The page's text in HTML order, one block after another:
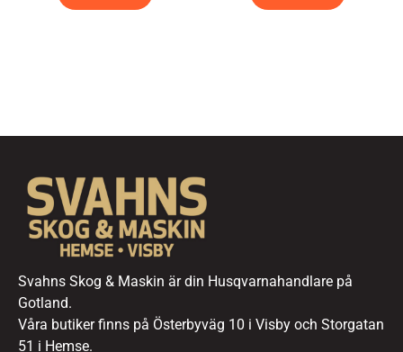
Svahns Skog & Maskin är din Husqvarnahandlare på
Gotland.
Våra butiker finns på Österbyväg 10 i Visby och Storgatan
51 i Hemse.